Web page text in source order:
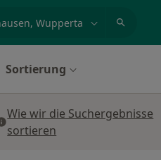
Sortierung
Wie wir die Suchergebnisse
sortieren